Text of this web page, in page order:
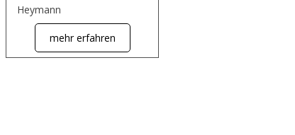
Heymann
mehr erfahren